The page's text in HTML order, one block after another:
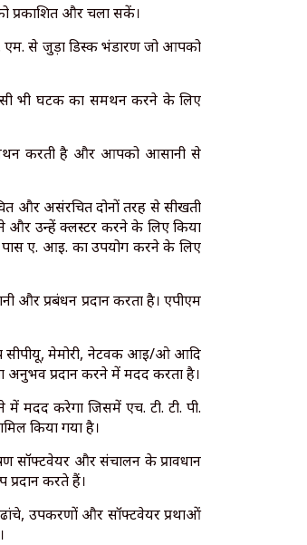
प्रकाशित और चला सकें।
एम. से जुड़ा डिस्क भंडारण जो आपको
भी घटक का समर्थन करने के लिए
करती है और आपको आसानी से
और असंरचित दोनों तरह से सीखती
और उन्हें क्लस्टर करने के लिए किया
ए. आई. का उपयोग करने के लिए
और प्रबंधन प्रदान करता है। एपीएम
मेमोरी, नेटवर्क आई/ओ आदि
प्रदान करने में मदद करता है।
मदद करेगा जिसमें एच. टी. टी. पी.
किया गया है।
सॉफ्टवेयर और संचालन के प्रावधान
करते हैं।
ढांचे, उपकरणों और सॉफ्टवेयर प्रथाओं